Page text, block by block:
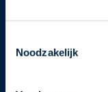
Noodzakelijk
Direct naar
Ons verhaal